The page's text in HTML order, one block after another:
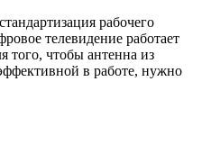
рабочего
телевидение работает
того, чтобы антенна из
в работе, нужно